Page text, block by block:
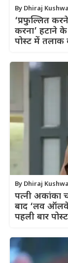
By Dhiraj
‘प्रफुल्लित
करना’ हटाने
पोस्ट में तलाक
By Dhiraj
पत्नी अकांका
बाद ‘लव
पहली बार